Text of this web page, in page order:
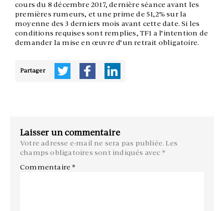
cours du 8 décembre 2017, dernière séance avant les
premières rumeurs, et une prime de 51,2% sur la
moyenne des 3 derniers mois avant cette date. Si les
conditions requises sont remplies, TF1 a l’intention de
demander la mise en œuvre d’un retrait obligatoire.
Partager
Laisser un commentaire
Votre adresse e-mail ne sera pas publiée. Les
champs obligatoires sont indiqués avec *
Commentaire*